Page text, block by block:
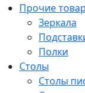
Прочие
Зеркала
Полки
Столы
Столы